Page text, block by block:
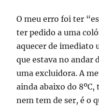
O meu erro foi ter
ter pedido a uma
aquecer de imediato
que estava no andar
uma excluidora. A
ainda abaixo do
nem tem de ser, é o